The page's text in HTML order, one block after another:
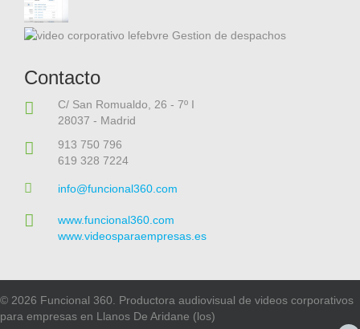
Contacto
C/ San Romualdo, 26 - 7º I
28037 - Madrid
913 750 796
619 328 7224
info@funcional360.com
www.funcional360.com
www.videosparaempresas.es
© 2026 Funcional 360. Productora audiovisual de videos corporativos
para empresas en Llanos De Aridane (los)